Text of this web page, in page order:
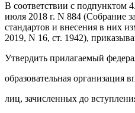
В соответствии с подпунктом
июля 2018 г. N 884 (Собрание
стандартов и внесения в них
2019, N 16, ст. 1942),
Утвердить прилагаемый
образовательная организация
лиц, зачисленных до